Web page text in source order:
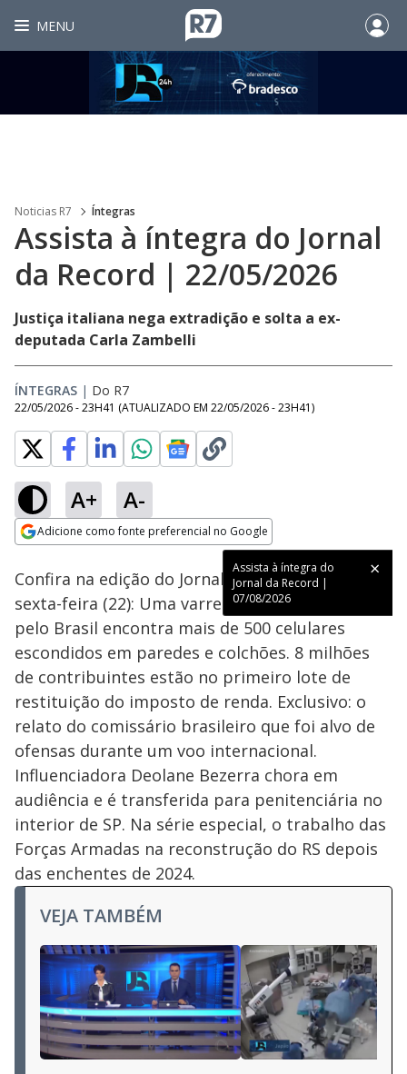
MENU
Noticias R7 Íntegras
Assista à íntegra do Jornal
da Record | 22/05/2026
Justiça italiana nega extradição e solta a ex-
deputada Carla Zambelli
ÍNTEGRAS | Do R7
22/05/2026 - 23H41 (ATUALIZADO EM 22/05/2026 - 23H41)
A+ A-
Adicione como fonte preferencial no Google
Assista à íntegra do
Jornal da Record |
07/08/2026
Ativar
Loaded:
3.30%
Confira na edição do Jornal da Record desta
sexta-feira (22): Uma varredura em presídios
pelo Brasil encontra mais de 500 celulares
escondidos em paredes e colchões. 8 milhões
de contribuintes estão no primeiro lote de
restituição do imposto de renda. Exclusivo: o
relato do comissário brasileiro que foi alvo de
ofensas durante um voo internacional.
Influenciadora Deolane Bezerra chora em
audiência e é transferida para penitenciária no
interior de SP. Na série especial, o trabalho das
Forças Armadas na reconstrução do RS depois
das enchentes de 2024.
VEJA TAMBÉM